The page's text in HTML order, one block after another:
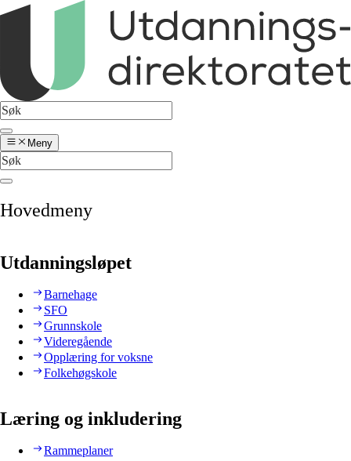
Meny
Hovedmeny
Utdanningsløpet
Barnehage
SFO
Grunnskole
Videregående
Opplæring for voksne
Folkehøgskole
Læring og inkludering
Rammeplaner